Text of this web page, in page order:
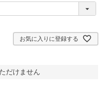
お気に入りに登録する
だけません